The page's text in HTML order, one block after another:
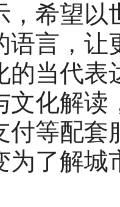
，希望
语言，让
的当代
文化解读
付等配
为了解城